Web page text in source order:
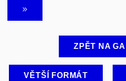
ZPĚT NA
VĚTŠÍ FORMÁT